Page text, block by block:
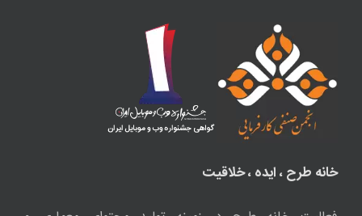
خانه طرح ، ایده ، خلاقیت